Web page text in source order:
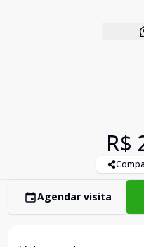
R$
Agendar visita